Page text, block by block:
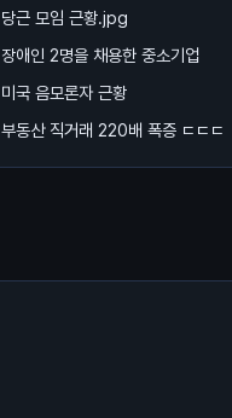
당근 모임 근황.jpg
장애인 2명을 채용한 중소기업
미국 음모론자 근황
부동산 직거래 220배 폭증 ㄷㄷㄷ